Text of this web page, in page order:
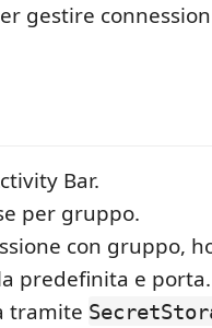
gestire
Bar.
per gruppo.
con gruppo,
predefinita e porta.
tramite